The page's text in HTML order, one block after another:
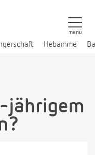
Hebamme
menü
jährigem